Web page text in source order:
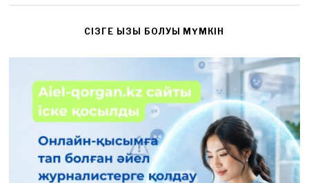
CІЗГЕ ҚЫЗЫҚ БОЛУЫ МҮМКІН